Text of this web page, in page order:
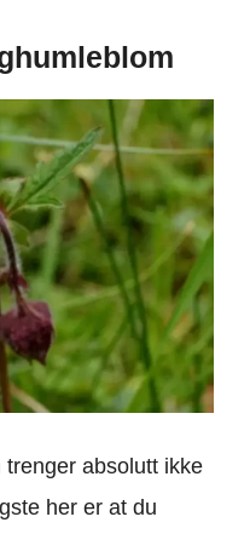
absolutt ikke
her er at du